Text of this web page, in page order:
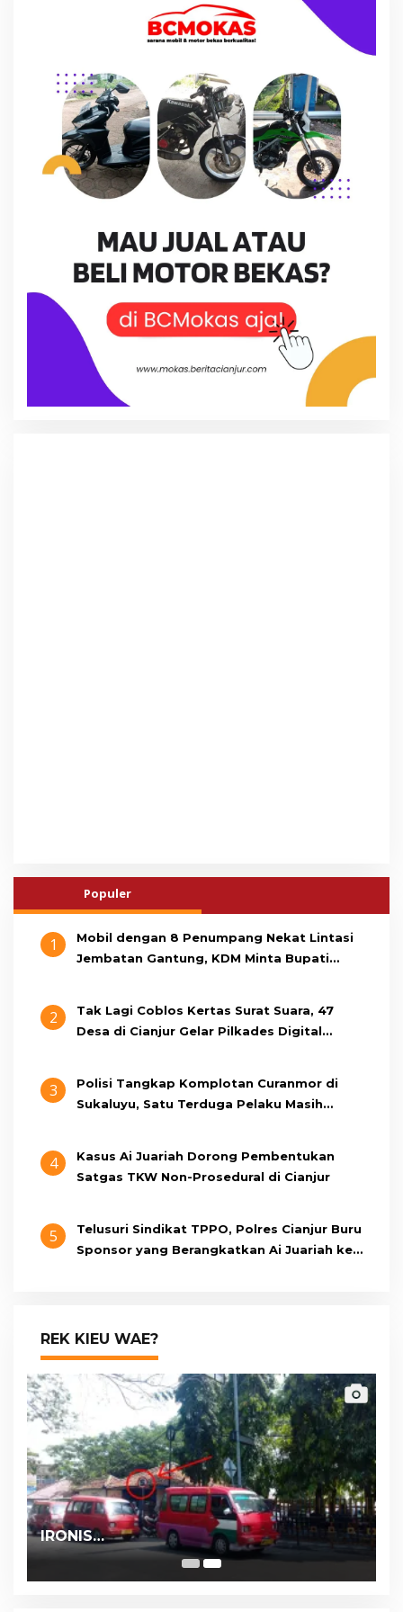
Populer
1
Mobil dengan 8 Penumpang Nekat Lintasi
Jembatan Gantung, KDM Minta Bupati
2
Tak Lagi Coblos Kertas Surat Suara, 47
Desa di Cianjur Gelar Pilkades Digital
3
Polisi Tangkap Komplotan Curanmor di
Sukaluyu, Satu Terduga Pelaku Masih
4
Kasus Ai Juariah Dorong Pembentukan
Satgas TKW Non-Prosedural di Cianjur
5
Telusuri Sindikat TPPO, Polres Cianjur Buru
Sponsor yang Berangkatkan Ai Juariah ke
REK KIEU WAE?
IRONIS…